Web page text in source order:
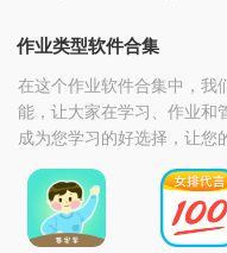
作业类型软件合集
在这个作业软件合集中，我
能，让大家在学习、作业和
成为您学习的好选择，让您
家在使用这些软件的过程
全，避免泄露个人敏感信
便利和价值。最后，再次
力，为大家提供更好的服